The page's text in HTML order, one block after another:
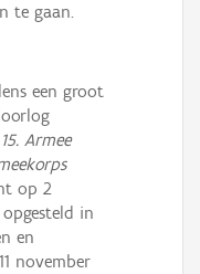
te gaan.
een groot
15. Armee
op 2
in
en
november